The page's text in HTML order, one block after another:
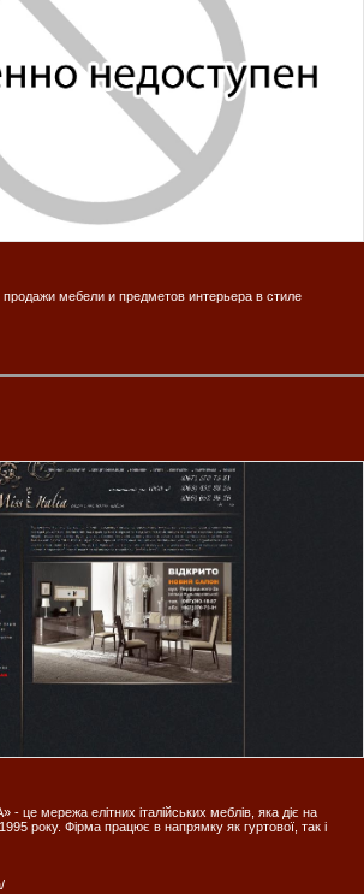
мебели и предметов интерьера в стиле
- це мережа елітних італійських меблів, яка діє на
року. Фірма працює в напрямку як гуртової, так і